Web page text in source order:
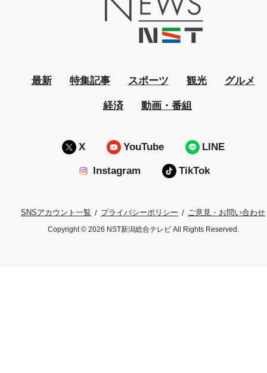
最新 特集記事 スポーツ 観光 グルメ
経済 動画・番組
X YouTube LINE
Instagram TikTok
SNSアカウント一覧 プライバシーポリシー ご意見・お問い合わせ
Copyright © 2026 NST新潟総合テレビ All Rights Reserved.